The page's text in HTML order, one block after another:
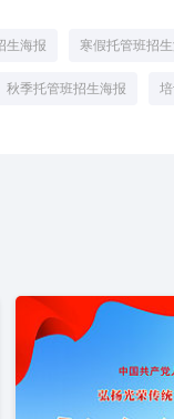
生海报 寒假托管班招
秋季托管班招生海报